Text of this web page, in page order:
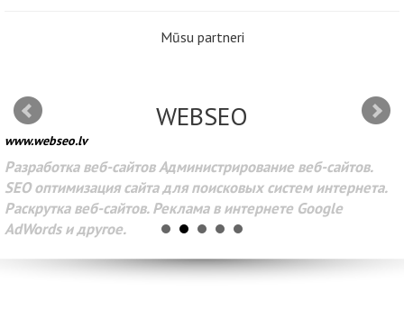
Mūsu partneri
WEBSEO
www.webseo.lv
Разработка веб-сайтов Администрирование веб-сайтов.
SEO оптимизация сайта для поисковых систем интернета.
Раскрутка веб-сайтов. Реклама в интернете Google
AdWords и другое.